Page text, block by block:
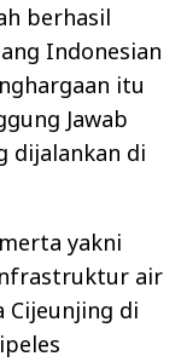
berhasil
Indonesian
itu
Jawab
dijalankan di
yakni
air
Cijeunjing di